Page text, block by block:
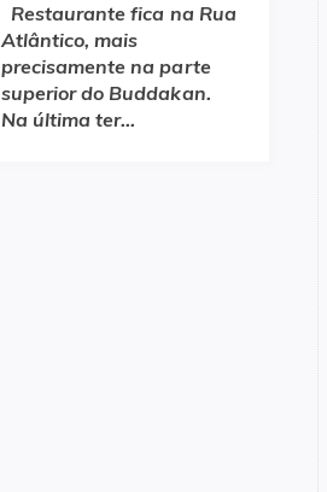
Restaurante fica na Rua
Atlântico, mais
precisamente na parte
superior do Buddakan.
Na última ter…